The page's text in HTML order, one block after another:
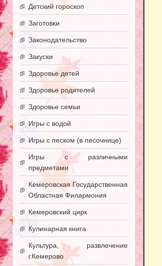
Детский гороскоп
Заготовки
Законодательство
Закуски
Здоровье детей
Здоровье родителей
Здоровье семьи
Игры с водой
Игры с песком (в песочнице)
Игры с различными
предметами
Кемеровская Государственная
Областная Филармония
Кемеровский цирк
Кулинарная книга
Культура, развлечение
г.Кемерово